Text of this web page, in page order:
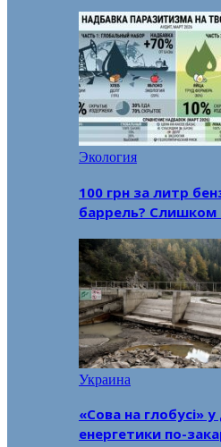
Экология
100 грн за литр
баррель?
Украина
«Сова на глобусі»
енергетики по-